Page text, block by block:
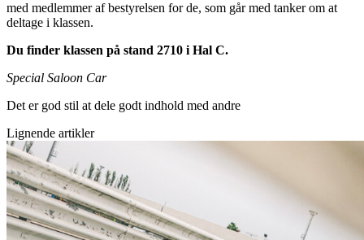
med medlemmer af bestyrelsen for de, som går med tanker om at
deltage i klassen.
Du finder klassen på stand 2710 i Hal C.
Special Saloon Car
Det er god stil at dele godt indhold med andre
Lignende artikler